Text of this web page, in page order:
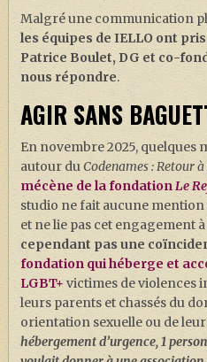
Malgré une communication
les équipes de IELLO ont
Patrice Boulet, DG et co-
nous répondre.
AGIR SANS
En novembre 2025, quelques
autour duCodenames : Retour
mécène de la fondationLe
studio ne fait aucune mention
et ne lie pas cet engagement
cependant pas une
fondation qui héberge et
LGBT+ victimes de violences
leurs parents et chassés du
orientation sexuelle ou de
hébergement d’urgence, 1